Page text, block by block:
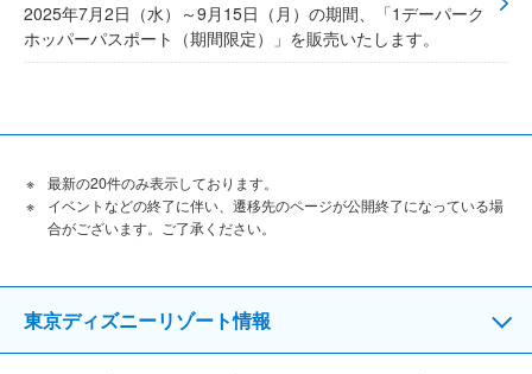
2026年6月
2026年4月
2025年10月
2025年7月2日（水）～9月15日（月）の期間、「1デーパーク
ホッパーパスポート（期間限定）」を販売いたします。
最新の20件のみ表示しております。
イベントなどの終了に伴い、遷移先のページが公開終了になっている場
合がございます。ご了承ください。
東京ディズニーリゾート情報